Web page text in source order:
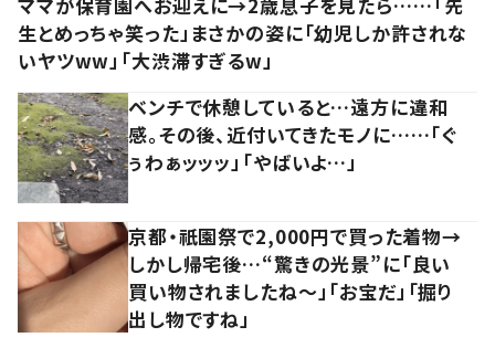
生とめっちゃ笑った」まさかの姿に「幼児しか許されな
いヤツww」「大渋滞すぎるw」
ベンチで休憩していると…遠方に違和
感。その後、近付いてきたモノに……「ぐ
ぅわぁッッッ」「やばいよ…」
京都・祇園祭で2,000円で買った着物→
しかし帰宅後…“驚きの光景”に「良い
買い物されましたね～」「お宝だ」「掘り
出し物ですね」